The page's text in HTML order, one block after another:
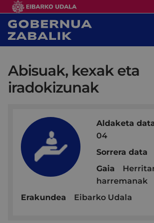
Abisuak, kexak eta
iradokizunak
Aldaketa
04
Sorrera data
Gaia
harremanak
Erakundea
Eibarko Udala